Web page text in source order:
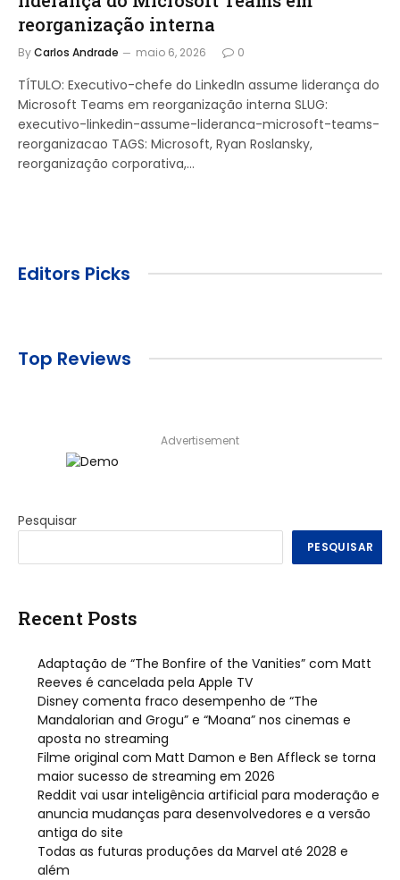
reorganização interna
ByCarlos Andrade maio 6, 2026 0
TÍTULO: Executivo-chefe do LinkedIn assume liderança do
Microsoft Teams em reorganização interna SLUG:
executivo-linkedin-assume-lideranca-microsoft-teams-
reorganizacao TAGS: Microsoft, Ryan Roslansky,
reorganização corporativa,…
Editors Picks
Top Reviews
Advertisement
Pesquisar
PESQUISAR
Recent Posts
Adaptação de “The Bonfire of the Vanities” com Matt
Reeves é cancelada pela Apple TV
Disney comenta fraco desempenho de “The
Mandalorian and Grogu” e “Moana” nos cinemas e
aposta no streaming
Filme original com Matt Damon e Ben Affleck se torna
maior sucesso de streaming em 2026
Reddit vai usar inteligência artificial para moderação e
anuncia mudanças para desenvolvedores e a versão
antiga do site
Todas as futuras produções da Marvel até 2028 e
além